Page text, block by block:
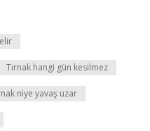
Tırnak hangi gün kesilmez
niye yavaş uzar